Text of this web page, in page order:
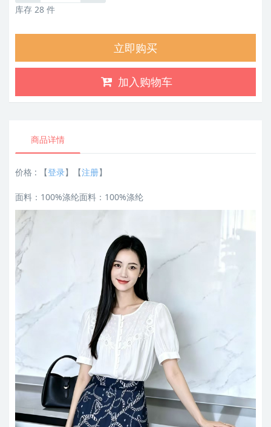
库存 28 件
立即购买
加入购物车
商品详情
价格 : 【登录】【注册】
面料：100%涤纶面料：100%涤纶